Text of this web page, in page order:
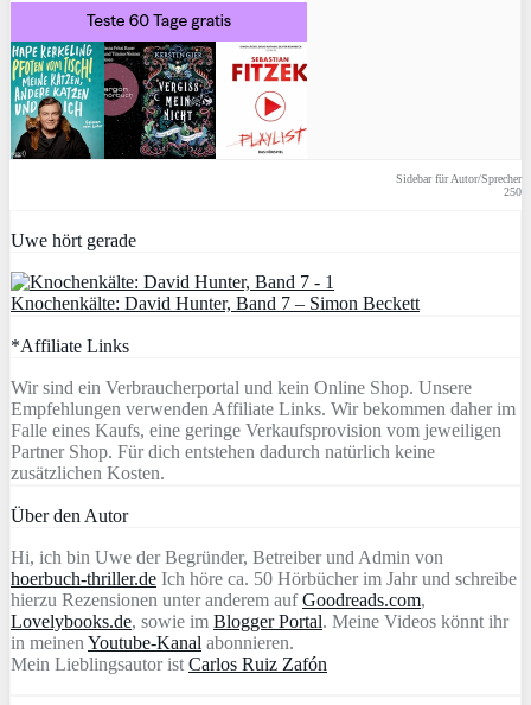
Sidebar für Autor/Sprecher
250
Uwe hört gerade
Knochenkälte: David Hunter, Band 7 – Simon Beckett
*Affiliate Links
Wir sind ein Verbraucherportal und kein Online Shop. Unsere
Empfehlungen verwenden Affiliate Links. Wir bekommen daher im
Falle eines Kaufs, eine geringe Verkaufsprovision vom jeweiligen
Partner Shop. Für dich entstehen dadurch natürlich keine
zusätzlichen Kosten.
Über den Autor
Hi, ich bin Uwe der Begründer, Betreiber und Admin von
hoerbuch-thriller.de Ich höre ca. 50 Hörbücher im Jahr und schreibe
hierzu Rezensionen unter anderem aufGoodreads.com,
Lovelybooks.de, sowie im Blogger Portal. Meine Videos könnt ihr
in meinen Youtube-Kanal abonnieren.
Mein Lieblingsautor ist Carlos Ruiz Zafón